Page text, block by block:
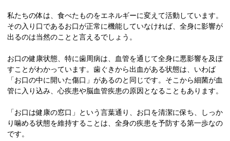
私たちの体は、食べたものをエネルギーに変えて活動しています。
その入り口であるお口が正常に機能していなければ、全身に影響が
出るのは当然のことと言えるでしょう。
お口の健康状態、特に歯周病は、血管を通じて全身に悪影響を及ぼ
すことがわかっています。歯ぐきから出血がある状態は、いわば
「お口の中に開いた傷口」があるのと同じです。そこから細菌が血
管に入り込み、心疾患や脳血管疾患の原因となることもあります。
「お口は健康の窓口」という言葉通り、お口を清潔に保ち、しっか
り噛める状態を維持することは、全身の疾患を予防する第一歩なの
です。